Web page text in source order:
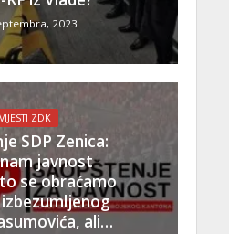
2023
VIJESTI ZDK
SDP Zenica:
javnost
se obraćamo
ali…